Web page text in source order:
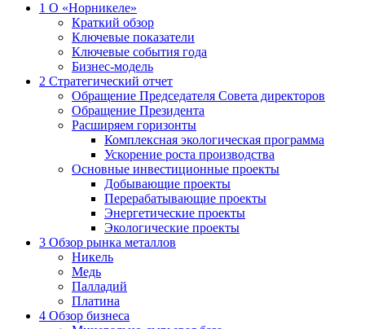
1 О «Норникеле»
Краткий обзор
Ключевые показатели
Ключевые события года
Бизнес-модель
2 Стратегический отчет
Обращение Председателя Совета директоров
Обращение Президента
Расширяем горизонты
Комплексная экологическая программа
Ускорение роста производства
Основные инвестиционные проекты
Добывающие проекты
Перерабатывающие проекты
Энергетические проекты
Экологические проекты
3 Обзор рынка металлов
Никель
Медь
Палладий
Платина
4 Обзор бизнеса